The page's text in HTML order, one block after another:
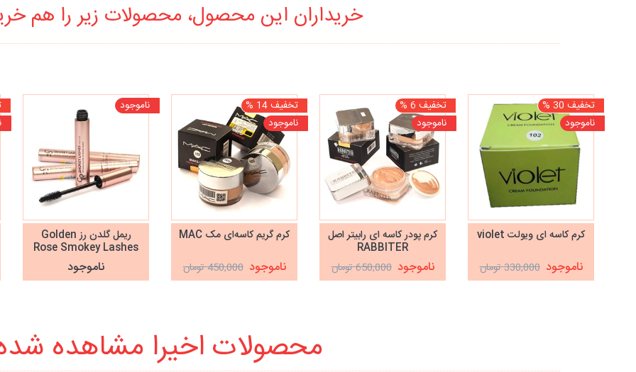
خریداران این محصول، محصولات زیر را هم
تخفیف 30 %
ناموجود
کرم کاسه ای ویولت violet
ناموجود 330,000 تومان
تخفیف 6 %
ناموجود
کرم پودر کاسه ای رابیتر اصل
RABBITER
ناموجود 650,000 تومان
تخفیف 14 %
ناموجود
کرم گریم کاسه‌ای مک MAC
ناموجود 450,000 تومان
ناموجود
ریمل گلدن رز Golden
Rose Smokey Lashes
ناموجود
محصولات اخیرا مشاهده